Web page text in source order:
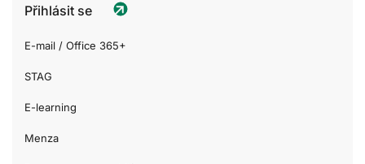
Přihlásit se
E-mail / Office 365+
STAG
E-learning
Menza